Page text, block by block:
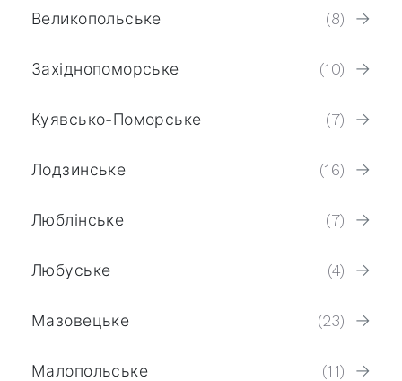
Великопольське (8)
Західнопоморське (10)
Куявсько-Поморське (7)
Лодзинське (16)
Люблінське (7)
Любуське (4)
Мазовецьке (23)
Малопольське (11)